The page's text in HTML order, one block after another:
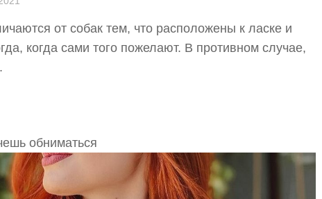
от собак тем, что расположены к ласке и
когда сами того пожелают. В противном случае,
обниматься